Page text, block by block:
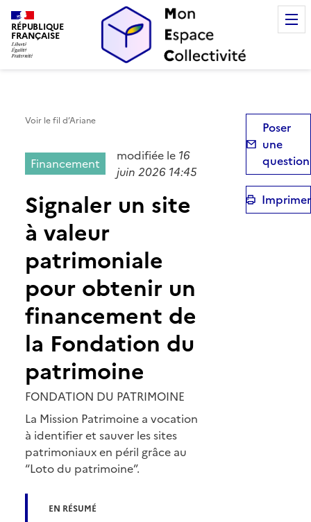
Mon Espace Collectivité
RÉPUBLIQUE
FRANÇAISE
Voir le fil d’Ariane
Financement modifiée le 16
juin 2026 14:45
Signaler un site
à valeur
patrimoniale
pour obtenir un
financement de
la Fondation du
patrimoine
FONDATION DU PATRIMOINE
La Mission Patrimoine a vocation
à identifier et sauver les sites
patrimoniaux en péril grâce au
“Loto du patrimoine”.
EN RÉSUMÉ
Poser
une
question
Imprimer